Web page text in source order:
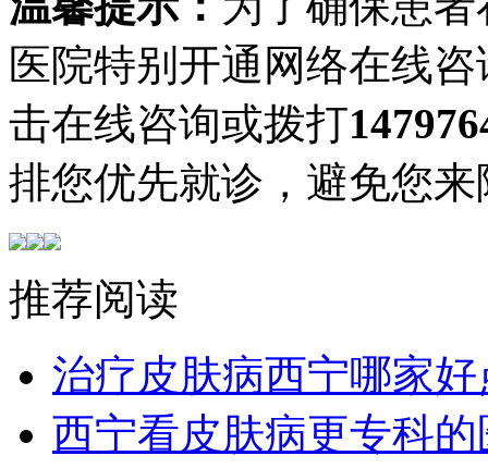
医院特别开通网络在线
击在线咨询或拨打
排您优先就诊，避免您
推荐阅读
治疗皮肤病西宁哪家好
西宁看皮肤病更专科的